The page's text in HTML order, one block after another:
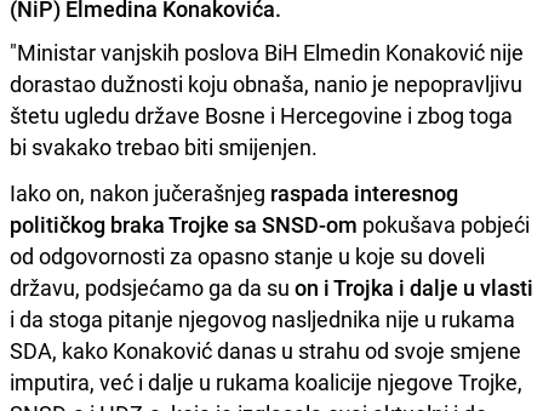
(NiP) Elmedina Konakovića.
"Ministar vanjskih poslova BiH Elmedin Konaković nije
dorastao dužnosti koju obnaša, nanio je nepopravljivu
štetu ugledu države Bosne i Hercegovine i zbog toga
bi svakako trebao biti smijenjen.
Iako on, nakon jučerašnjeg raspada interesnog
političkog braka Trojke sa SNSD-om pokušava pobjeći
od odgovornosti za opasno stanje u koje su doveli
državu, podsjećamo ga da su on i Trojka i dalje u vlasti
i da stoga pitanje njegovog nasljednika nije u rukama
SDA, kako Konaković danas u strahu od svoje smjene
imputira, već i dalje u rukama koalicije njegove Trojke,